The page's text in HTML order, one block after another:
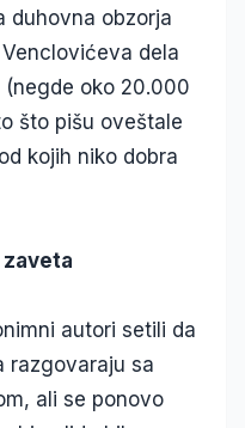
duhovna obzorja
dela
oko 20.000
što pišu oveštale
kojih niko dobra
autori setili da
razgovaraju sa
ali se ponovo